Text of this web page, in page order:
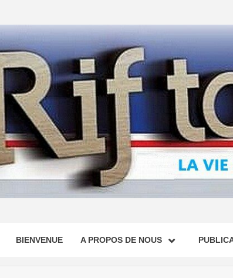
BIENVENUE A PROPOS DE NOUS